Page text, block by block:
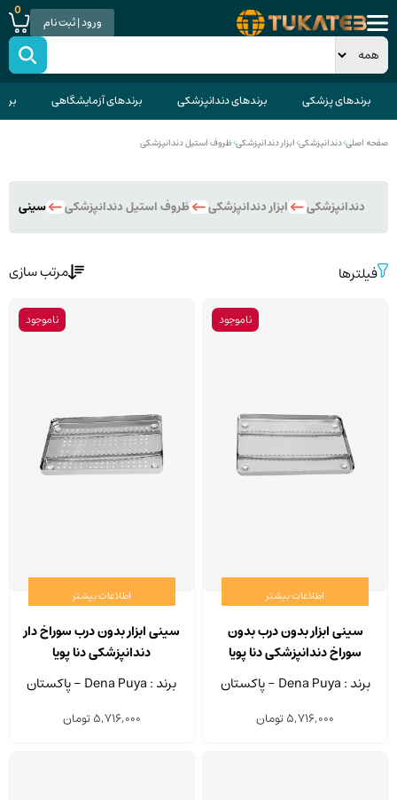
ورود | ثبت نام
0
برندهای پزشکی برندهای دندانپزشکی برندهای آزمایشگاهی
صفحه اصلی>دندانپزشکی>ابزار دندانپزشکی>ظروف استیل دندانپزشکی
دندانپزشکی ابزار دندانپزشکی ظروف استیل دندانپزشکی سینی
فیلترها مرتب سازی
ناموجود
اطلاعات بیشتر
سینی ابزار بدون درب بدون
سوراخ دندانپزشکی دنا پویا
برند : Dena Puya - پاکستان
5,716,000تومان
ناموجود
اطلاعات بیشتر
سینی ابزار بدون درب سوراخ دار
دندانپزشکی دنا پویا
برند : Dena Puya - پاکستان
5,716,000تومان